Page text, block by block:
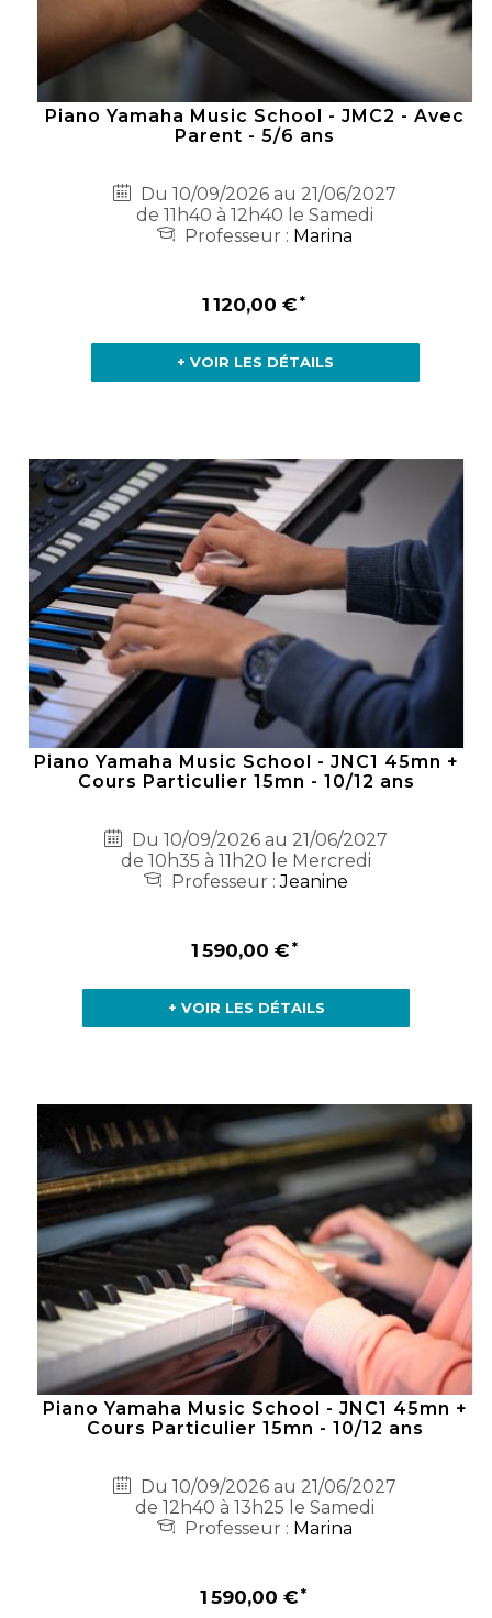
Piano Yamaha Music School - JMC2 - Avec
Parent - 5/6 ans
Du 10/09/2026 au 21/06/2027
de 11h40 à 12h40 le Samedi
Professeur : Marina
1 120,00 €
+ VOIR LES DÉTAILS
Piano Yamaha Music School - JNC1 45mn +
Cours Particulier 15mn - 10/12 ans
Du 10/09/2026 au 21/06/2027
de 10h35 à 11h20 le Mercredi
Professeur :Jeanine
1 590,00 €
+ VOIR LES DÉTAILS
Piano Yamaha Music School - JNC1 45mn +
Cours Particulier 15mn - 10/12 ans
Du 10/09/2026 au 21/06/2027
de 12h40 à 13h25 le Samedi
Professeur : Marina
1 590,00 €